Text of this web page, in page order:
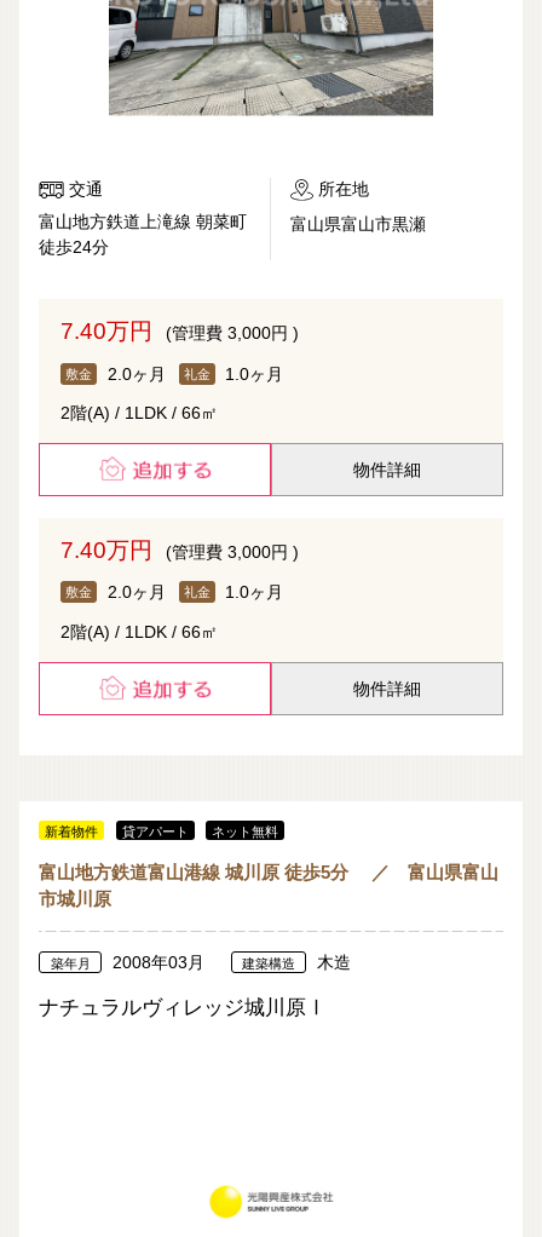
交通
富山地方鉄道上滝線 朝菜町
徒歩24分
所在地
富山県富山市黒瀬
7.40万円 (管理費 3,000円 )
敷金 2.0ヶ月 礼金 1.0ヶ月
2階(A) / 1LDK / 66㎡
物件詳細
7.40万円 (管理費 3,000円 )
敷金 2.0ヶ月 礼金 1.0ヶ月
2階(A) / 1LDK / 66㎡
物件詳細
新着物件 貸アパート ネット無料
富山地方鉄道富山港線 城川原 徒歩5分 ／ 富山県富山
市城川原
築年月 2008年03月 建築構造 木造
ナチュラルヴィレッジ城川原Ⅰ